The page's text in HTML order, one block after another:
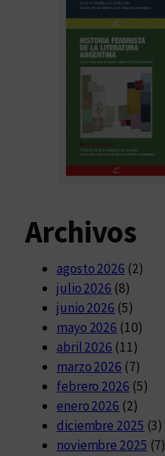
Archivos
agosto 2026 (2)
julio 2026 (8)
junio 2026 (5)
mayo 2026 (10)
abril 2026 (11)
marzo 2026 (7)
febrero 2026 (5)
enero 2026 (2)
diciembre 2025 (3)
noviembre 2025 (7)